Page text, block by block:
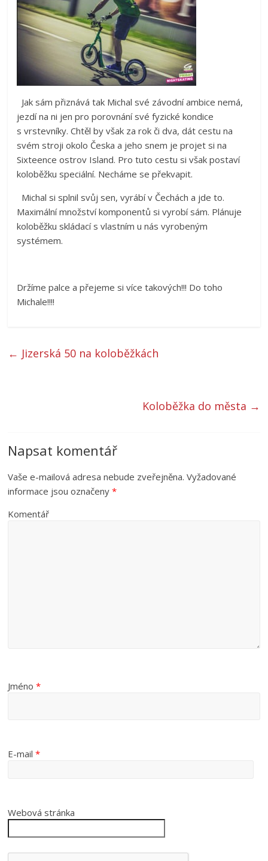
Jak sám přiznává tak Michal své závodní ambice nemá,
jezdí na ni jen pro porovnání své fyzické kondice
s vrstevníky. Chtěl by však za rok či dva, dát cestu na
svém stroji okolo Česka a jeho snem je projet si na
Sixteence ostrov Island. Pro tuto cestu si však postaví
koloběžku speciální. Necháme se překvapit.
Michal si splnil svůj sen, vyrábí v Čechách a jde to.
Maximální množství komponentů si vyrobí sám. Plánuje
koloběžku skládací s vlastním u nás vyrobeným
systémem.
Držíme palce a přejeme si více takových!!! Do toho
Michale!!!!
← Jizerská 50 na koloběžkách
Koloběžka do města →
Napsat komentář
Vaše e-mailová adresa nebude zveřejněna. Vyžadované
informace jsou označeny*
Komentář
Jméno*
E-mail*
Webová stránka